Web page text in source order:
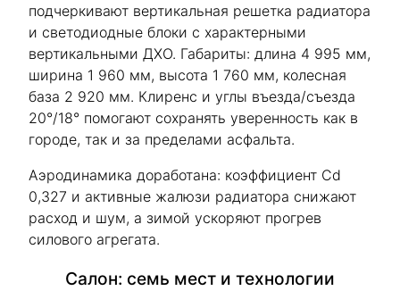
подчеркивают вертикальная решетка радиатора
и светодиодные блоки с характерными
вертикальными ДХО. Габариты: длина 4 995 мм,
ширина 1 960 мм, высота 1 760 мм, колесная
база 2 920 мм. Клиренс и углы въезда/съезда
20°/18° помогают сохранять уверенность как в
городе, так и за пределами асфальта.
Аэродинамика доработана: коэффициент Cd
0,327 и активные жалюзи радиатора снижают
расход и шум, а зимой ускоряют прогрев
силового агрегата.
Салон: семь мест и технологии